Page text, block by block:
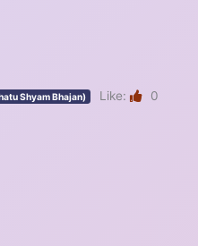
Shyam Bhajan) Like: 0